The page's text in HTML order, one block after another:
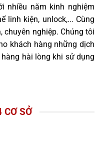
nhiều năm kinh nghiệm
linh kiện, unlock,... Cùng
chuyên nghiệp. Chúng tôi
khách hàng những dịch
hài lòng khi sử dụng
CƠ SỞ